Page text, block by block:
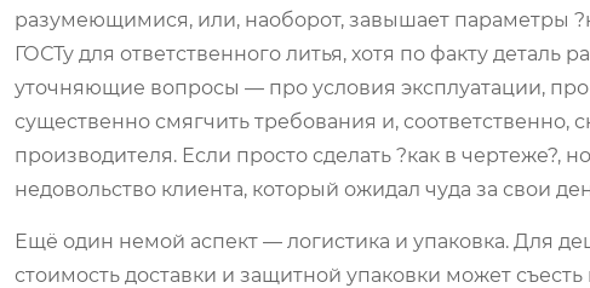
разумеющимися, или, наоборот, завышает параметры
ГОСТу для ответственного литья, хотя по факту деталь
уточняющие вопросы — про условия эксплуатации,
существенно смягчить требования и, соответственно,
производителя. Если просто сделать ?как в чертеже?,
недовольство клиента, который ожидал чуда за свои
Ещё один немой аспект — логистика и упаковка. Для
стоимость доставки и защитной упаковки может